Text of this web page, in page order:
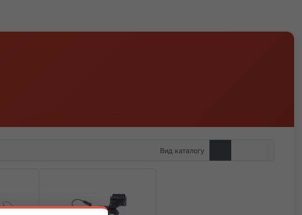
Вид каталогу